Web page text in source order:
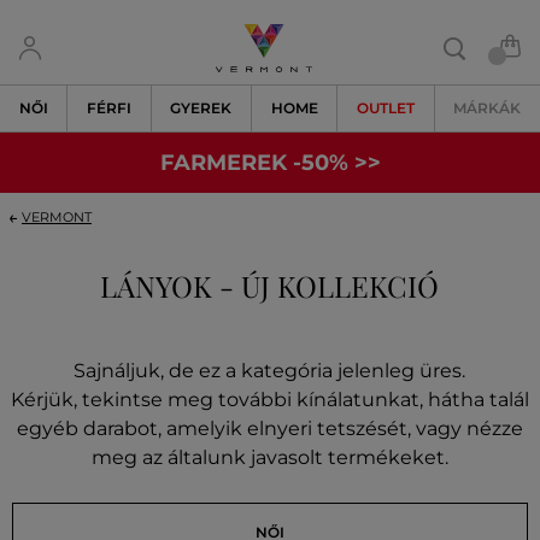
NŐI FÉRFI GYEREK HOME OUTLET MÁRKÁK
FARMEREK -50% >>
VERMONT
LÁNYOK - ÚJ KOLLEKCIÓ
Sajnáljuk, de ez a kategória jelenleg üres.
Kérjük, tekintse meg további kínálatunkat, hátha talál
egyéb darabot, amelyik elnyeri tetszését, vagy nézze
meg az általunk javasolt termékeket.
NŐI